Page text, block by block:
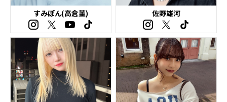
すみぽん(高倉菫) 佐野雄河